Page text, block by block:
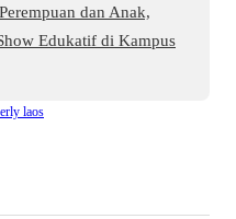
dan Anak,
Edukatif di Kampus
laos